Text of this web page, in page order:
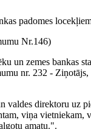
padomes
Nr.146)
un zemes bankas
nr. 232 -
valdes direktoru uz
viņa vietniekam,
amatu.".